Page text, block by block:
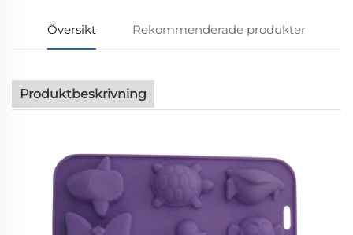
Översikt Rekommenderade produkter
Produktbeskrivning